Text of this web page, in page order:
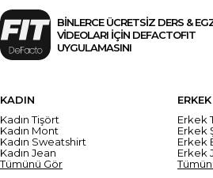
BİNLERCE ÜCRETSİZ DERS &
VİDEOLARI İÇİN DEFACTOFIT
UYGULAMASINI
KADIN
Kadın Tişört
Kadın Mont
Kadın Sweatshirt
Kadın Jean
Tümünü Gör
ERKEK
Erkek
Erkek
Erkek
Erkek